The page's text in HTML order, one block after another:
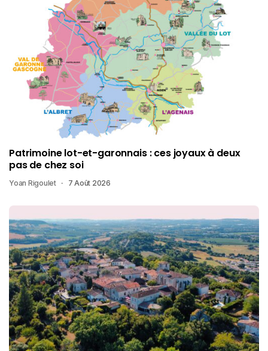
Patrimoine lot-et-garonnais : ces joyaux à deux
pas de chez soi
Yoan Rigoulet 7 Août 2026